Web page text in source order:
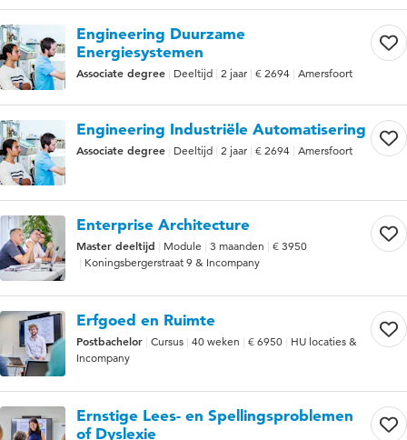
Engineering Duurzame
Energiesystemen
Associate degree Deeltijd 2 jaar € 2694 Amersfoort
Engineering Industriële Automatisering
Associate degree Deeltijd 2 jaar € 2694 Amersfoort
Enterprise Architecture
Master deeltijd Module 3 maanden
€ 3950
Koningsbergerstraat 9 & Incompany
Erfgoed en Ruimte
Postbachelor Cursus 40 weken € 6950
HU locaties &
Incompany
Ernstige Lees- en Spellingsproblemen
of Dyslexie